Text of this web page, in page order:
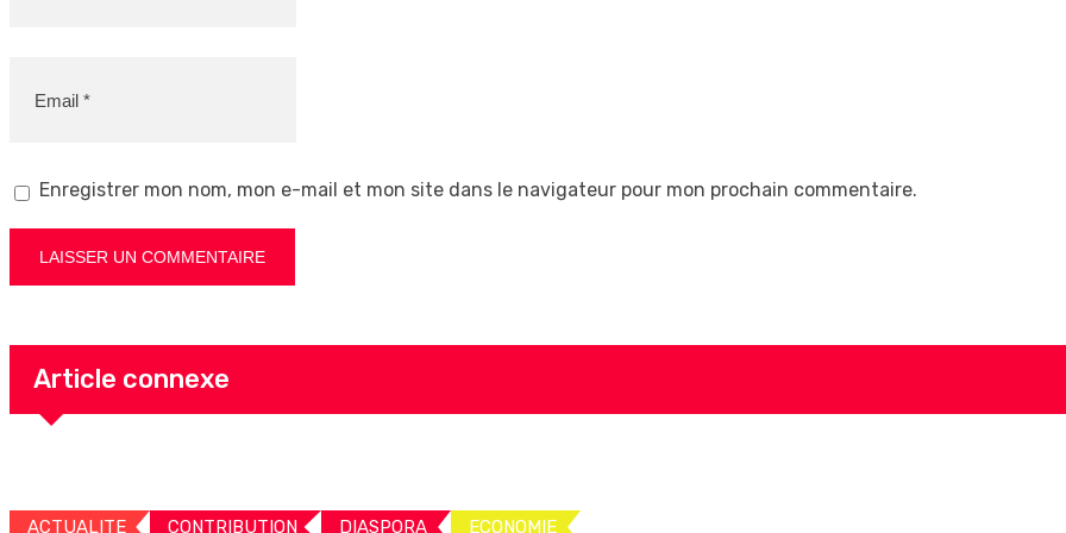
Enregistrer mon nom, mon e-mail et mon site dans le navigateur pour mon prochain commentaire.
Article connexe
ACTUALITE CONTRIBUTION DIASPORA ECONOMIE